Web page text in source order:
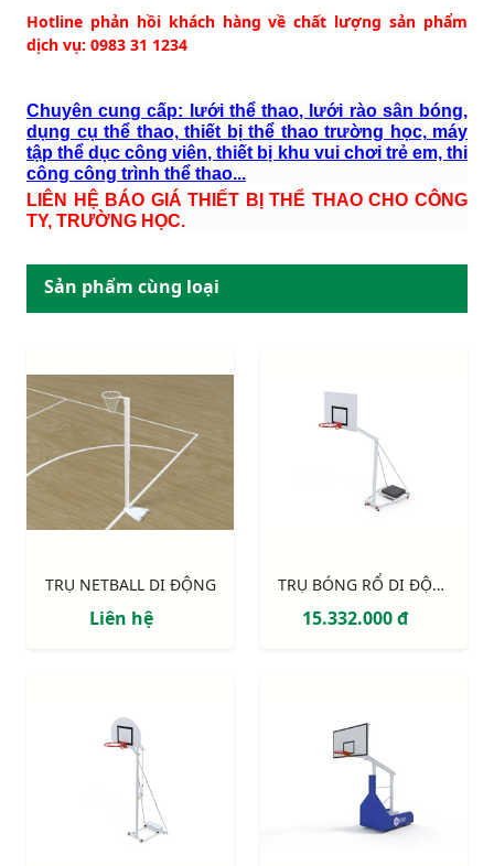
Hotline phản hồi khách hàng về chất lượng sản phẩm
dịch vụ: 0983 31 1234
Chuyên cung cấp: lưới thể thao, lưới rào sân bóng,
dụng cụ thể thao, thiết bị thể thao trường học, máy
tập thể dục công viên, thiết bị khu vui chơi trẻ em, thi
công công trình thể thao...
LIÊN HỆ BÁO GIÁ THIẾT BỊ THỂ THAO CHO CÔNG
TY, TRƯỜNG HỌC.
Sản phẩm cùng loại
TRỤ NETBALL DI ĐỘNG
Liên hệ
TRỤ BÓNG RỔ DI ĐỘNG S14629
15.332.000 đ